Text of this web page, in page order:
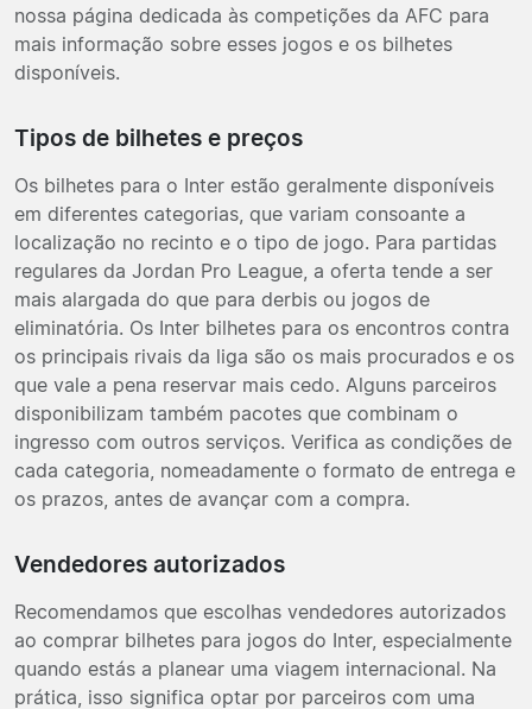
nossa página dedicada às competições da AFC para
mais informação sobre esses jogos e os bilhetes
disponíveis.
Tipos de bilhetes e preços
Os bilhetes para o Inter estão geralmente disponíveis
em diferentes categorias, que variam consoante a
localização no recinto e o tipo de jogo. Para partidas
regulares da Jordan Pro League, a oferta tende a ser
mais alargada do que para derbis ou jogos de
eliminatória. Os Inter bilhetes para os encontros contra
os principais rivais da liga são os mais procurados e os
que vale a pena reservar mais cedo. Alguns parceiros
disponibilizam também pacotes que combinam o
ingresso com outros serviços. Verifica as condições de
cada categoria, nomeadamente o formato de entrega e
os prazos, antes de avançar com a compra.
Vendedores autorizados
Recomendamos que escolhas vendedores autorizados
ao comprar bilhetes para jogos do Inter, especialmente
quando estás a planear uma viagem internacional. Na
prática, isso significa optar por parceiros com uma